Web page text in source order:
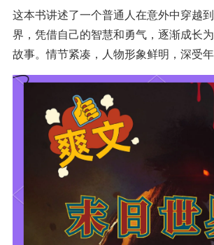
这本书讲述了一个普通人在意外中穿越
界，凭借自己的智慧和勇气，逐渐成长
故事。情节紧凑，人物形象鲜明，深受年